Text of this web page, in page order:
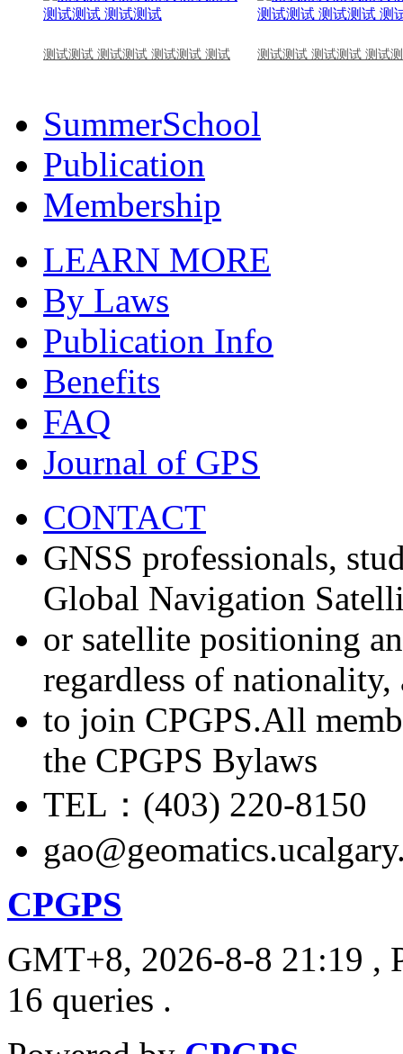
测试测试 测试测试 测试测试 测试 测试测试 测试测试 测试
SummerSchool
Publication
Membership
LEARN MORE
By Laws
Publication Info
Benefits
FAQ
Journal of GPS
CONTACT
GNSS professionals,
Global Navigation
or satellite positioning
regardless of nationality,
to join CPGPS.All
the CPGPS Bylaws
TEL：(403) 220-8150
CPGPS
GMT+8, 2026-8-8 21:19 ,
16 queries .